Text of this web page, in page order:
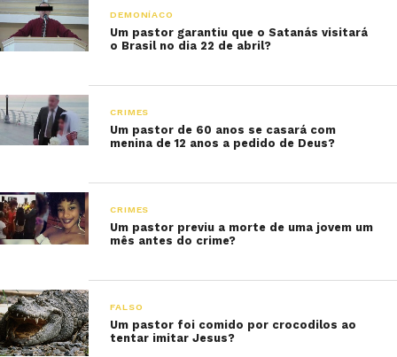
DEMONÍACO
Um pastor garantiu que o Satanás visitará
o Brasil no dia 22 de abril?
CRIMES
Um pastor de 60 anos se casará com
menina de 12 anos a pedido de Deus?
CRIMES
Um pastor previu a morte de uma jovem um
mês antes do crime?
FALSO
Um pastor foi comido por crocodilos ao
tentar imitar Jesus?